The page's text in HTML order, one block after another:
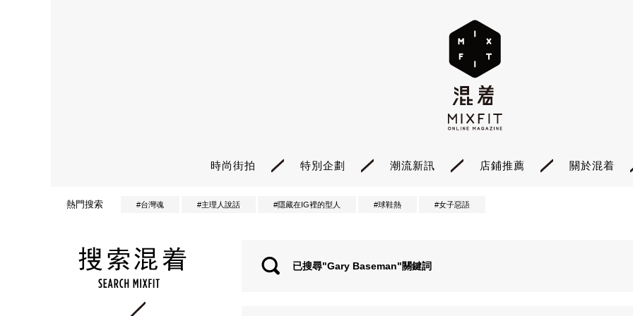
時尚街拍 特別企劃 潮流新訊 店鋪推薦 關於混着
熱門搜索 #台灣魂 #主理人說話 #隱藏在IG裡的型人 #球鞋熱 #女子惡語
已搜尋"Gary Baseman"關鍵詞